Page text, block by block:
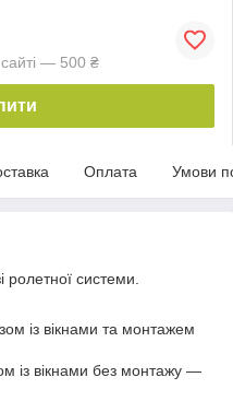
— 500 ₴
Оплата Умови
системи.
із вікнами та монтажем
із вікнами без монтажу —